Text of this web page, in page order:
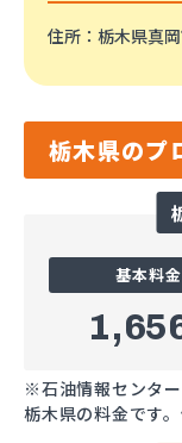
住所 ：栃木県真
栃木県のプ
基本料金
※石油情報センタ
栃木県の料金です